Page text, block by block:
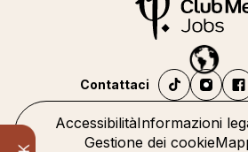
AccessibilitàInformazioni
Gestione dei cookie
Contattaci